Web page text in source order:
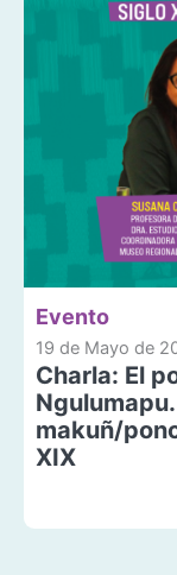
Evento
19 de Mayo de
Charla: El
makuñ/
XIX